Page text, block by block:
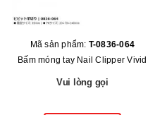
Mã sản phẩm: T-0836-064
Bấm móng tay Nail Clipper Vivid
Vui lòng gọi